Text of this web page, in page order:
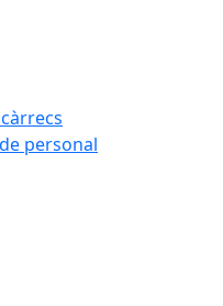
personal